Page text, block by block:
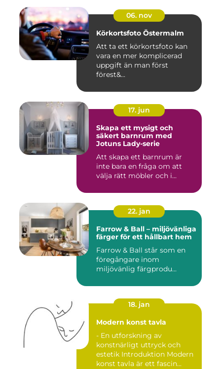
06. nov
Körkortsfoto Östermalm
Att ta ett körkortsfoto kan
vara en mer komplicerad
uppgift än man först
förest&...
17. jun
Skapa ett mysigt och
säkert barnrum med
Jotuns Lady-serie
Att skapa ett barnrum är
inte bara en fråga om att
välja rätt möbler och i...
22. jan
Farrow & Ball – miljövänliga
färger för ett hållbart hem
Farrow & Ball står som en
föregångare inom
miljövänlig färgprodu...
18. jan
Modern konst tavla
- En utforskning av
konstnärligt uttryck och
estetik Introduktion Modern
konst tavla är ett fascin...